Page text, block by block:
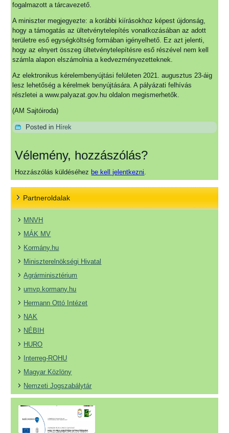
fogalmazott a tárcavezető.
A miniszter megjegyezte: a korábbi kiírásokhoz képest újdonság,
hogy a támogatás az ültetvénytelepítés vonatkozásában az adott
területre eső egységköltség formában igényelhető. Ez azt jelenti,
hogy az elnyert összeg ültetvénytelepítésre eső részével nem kell
számla alapon elszámolnia a kedvezményezetteknek.
Az elektronikus kérelembenyújtási felületen 2021. augusztus 23-áig
lesz lehetőség a kérelmek benyújtására. A pályázati felhívás
részletei a www.palyazat.gov.hu oldalon megismerhetők.
(AM Sajtóiroda)
Posted in Hírek
Vélemény, hozzászólás?
Hozzászólás küldéséhez be kell jelentkezni.
Partneroldalak
MNVH
MÁK MV
Kormány.hu
Miniszterelnökségi Hivatal
Agrárminisztérium
umvp.kormany.hu
Hermann Ottó Intézet
NAK
NÉBIH
HURO
Interreg-ROHU
Magyar Közlöny
Nemzeti Jogszabálytár